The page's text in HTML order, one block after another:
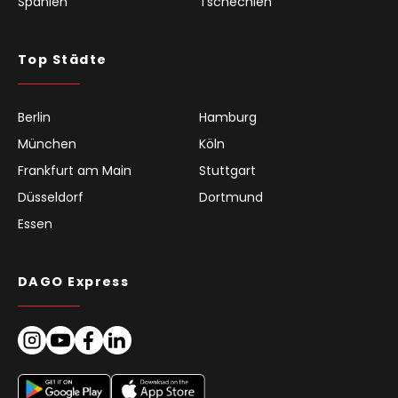
Top Städte
Berlin
Hamburg
München
Köln
Frankfurt am Main
Stuttgart
Düsseldorf
Dortmund
Essen
DAGO Express